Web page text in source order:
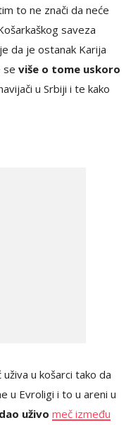
to ne znači da neće
saveza
da je ostanak Karija
se više o tome uskoro
u Srbiji i te kako
u košarci tako da
u Evroligi i to u areni u
uživo meč između